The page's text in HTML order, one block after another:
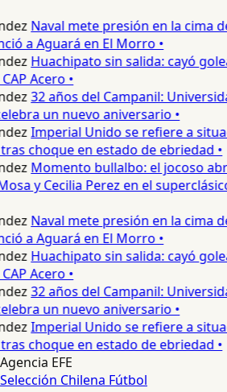
Naval mete presión en la cima
a Aguará en El Morro •
Huachipato sin salida: cayó
Acero •
32 años del Campanil:
un nuevo aniversario •
Imperial Unido se refiere a
choque en estado de ebriedad •
Momento bullalbo: el jocoso
y Cecilia Perez en el
Naval mete presión en la cima
a Aguará en El Morro •
Huachipato sin salida: cayó
Acero •
32 años del Campanil:
un nuevo aniversario •
Imperial Unido se refiere a
choque en estado de ebriedad •
Agencia EFE
Selección Chilena Fútbol